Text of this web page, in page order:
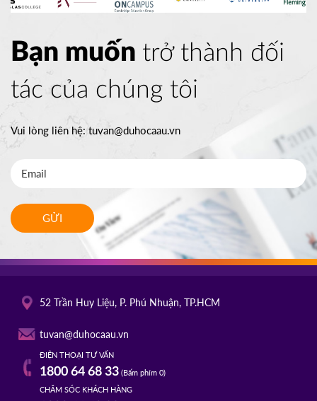
Bạn muốn trở thành đối
tác của chúng tôi
Vui lòng liên hệ:tuvan@duhocaau.vn
GỬI
52 Trần Huy Liệu, P. Phú Nhuận, TP.HCM
tuvan@duhocaau.vn
ĐIỆN THOẠI TƯ VẤN
1800 64 68 33(Bấm phím 0)
CHĂM SÓC KHÁCH HÀNG